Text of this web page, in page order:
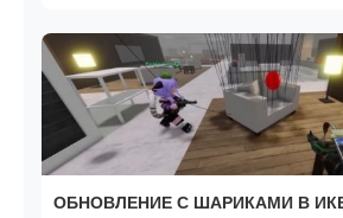
ОБНОВЛЕНИЕ С ШАРИКАМИ В